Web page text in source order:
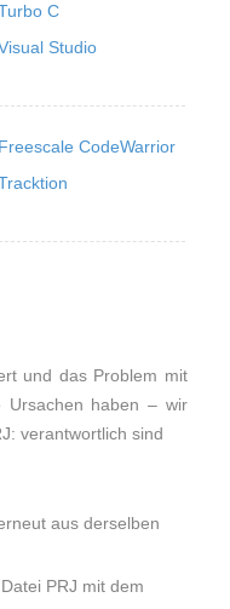
C
Studio
Freescale CodeWarrior
und das Problem mit
Ursachen haben – wir
verantwortlich sind
aus derselben
PRJ mit dem